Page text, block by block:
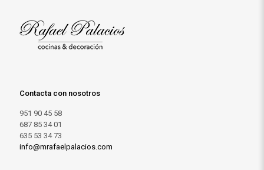
Contacta con nosotros
951 90 45 58
687 85 34 01
635 53 34 73
info@mrafaelpalacios.com